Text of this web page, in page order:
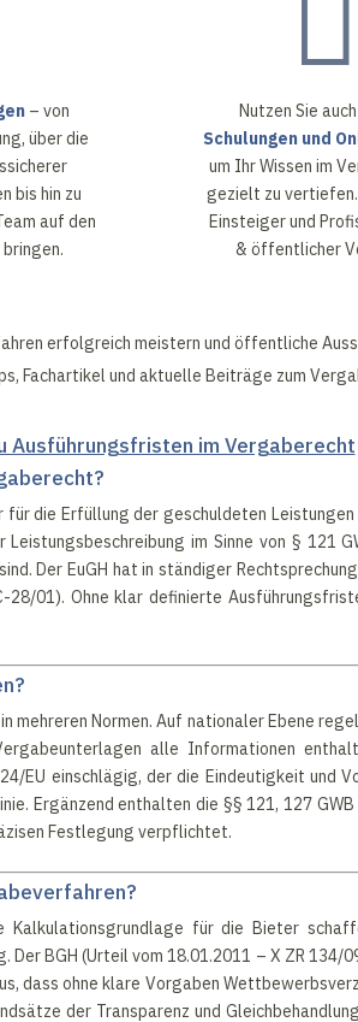
– von
über die
bis hin zu
auf den

Nutzen Sie
Schulungen und
um Ihr Wissen im
gezielt zu
Einsteiger und
& öffentlicher
erfolgreich meistern und öffentliche
Fachartikel und aktuelle Beiträge zum
Ausführungsfristen im Vergaberecht
die Erfüllung der geschuldeten
im Sinne von § 121
Der EuGH hat in ständiger
28/01). Ohne klar definierte
Normen. Auf nationaler Ebene
alle Informationen
EU einschlägig, der die Eindeutigkeit und
Ergänzend enthalten die §§ 121, 127
Festlegung verpflichtet.
für die Bieter
Der BGH (Urteil vom 18.01.2011 – X ZR
dass ohne klare Vorgaben
der Transparenz und